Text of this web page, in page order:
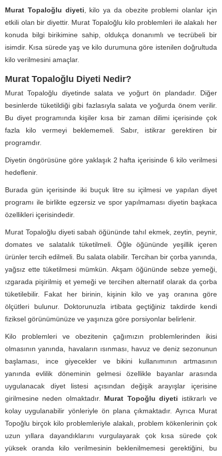
Murat Topaloğlu diyeti, kilo ya da obezite problemi olanlar için
etkili olan bir diyettir. Murat Topaloğlu kilo problemleri ile alakalı her
konuda bilgi birikimine sahip, oldukça donanımlı ve tecrübeli bir
isimdir. Kısa sürede yaş ve kilo durumuna göre istenilen doğrultuda
kilo verilmesini amaçlar.
Murat Topaloğlu Diyeti Nedir?
Murat Topaloğlu diyetinde salata ve yoğurt ön plandadır. Diğer
besinlerde tüketildiği gibi fazlasıyla salata ve yoğurda önem verilir.
Bu diyet programında kişiler kısa bir zaman dilimi içerisinde çok
fazla kilo vermeyi beklememeli. Sabır, istikrar gerektiren bir
programdır.
Diyetin öngörüsüne göre yaklaşık 2 hafta içerisinde 6 kilo verilmesi
hedeflenir.
Burada gün içerisinde iki buçuk litre su içilmesi ve yapılan diyet
programı ile birlikte egzersiz ve spor yapılmaması diyetin başkaca
özellikleri içerisindedir.
Murat Topaloğlu diyeti sabah öğününde tahıl ekmek, zeytin, peynir,
domates ve salatalık tüketilmeli. Öğle öğününde yeşillik içeren
ürünler tercih edilmeli. Bu salata olabilir. Tercihan bir çorba yanında,
yağsız ette tüketilmesi mümkün. Akşam öğününde sebze yemeği,
ızgarada pişirilmiş et yemeği ve tercihen alternatif olarak da çorba
tüketilebilir. Fakat her birinin, kişinin kilo ve yaş oranına göre
ölçütleri bulunur. Doktorunuzla irtibata geçtiğiniz takdirde kendi
fiziksel görünümünüze ve yaşınıza göre porsiyonlar belirlenir.
Kilo problemleri ve obezitenin çağımızın problemlerinden ikisi
olmasının yanında, havaların ısınması, havuz ve deniz sezonunun
başlaması, ince giyecekler ve bikini kullanımının artmasının
yanında evlilik döneminin gelmesi özellikle bayanlar arasında
uygulanacak diyet listesi açısından değişik arayışlar içerisine
girilmesine neden olmaktadır. Murat Topoğlu diyeti istikrarlı ve
kolay uygulanabilir yönleriyle ön plana çıkmaktadır. Ayrıca Murat
Topoğlu birçok kilo problemleriyle alakalı, problem kökenlerinin çok
uzun yıllara dayandıklarını vurgulayarak çok kısa sürede çok
yüksek oranda kilo verilmesinin beklenilmemesi gerektiğini, bu